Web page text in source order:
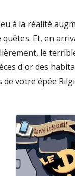
à la réalité
quêtes. Et, en
le
d'or des
de votre épée